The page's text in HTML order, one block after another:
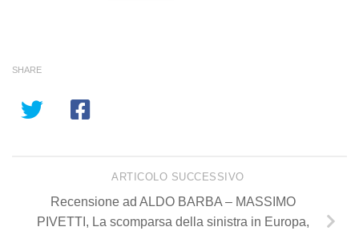
SHARE
ARTICOLO SUCCESSIVO
Recensione ad ALDO BARBA – MASSIMO
PIVETTI, La scomparsa della sinistra in Europa,